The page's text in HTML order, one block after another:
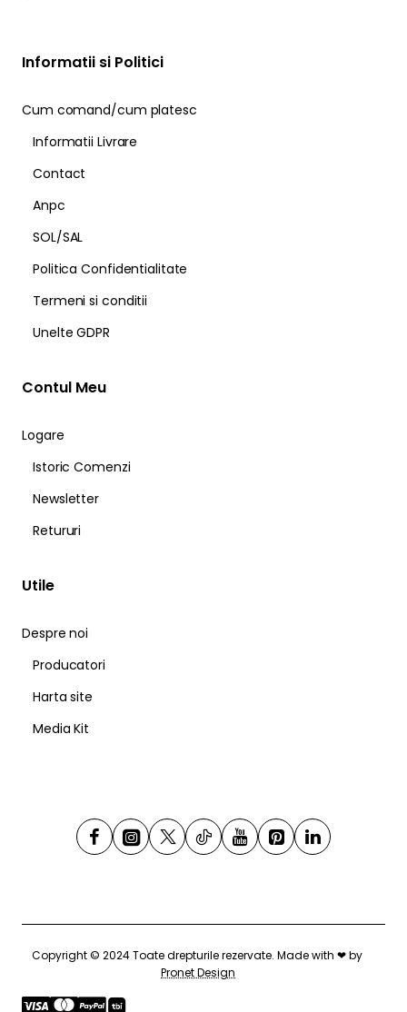
Informatii si Politici
Cum comand/cum platesc
Informatii Livrare
Contact
Anpc
SOL/SAL
Politica Confidentialitate
Termeni si conditii
Unelte GDPR
Contul Meu
Logare
Istoric Comenzi
Newsletter
Retururi
Utile
Despre noi
Producatori
Harta site
Media Kit
Copyright © 2024 Toate drepturile rezervate. Made with ❤ by
Pronet Design